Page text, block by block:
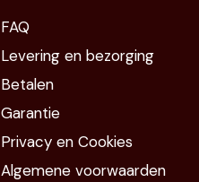
FAQ
Levering en bezorging
Betalen
Garantie
Privacy en Cookies
Algemene voorwaarden